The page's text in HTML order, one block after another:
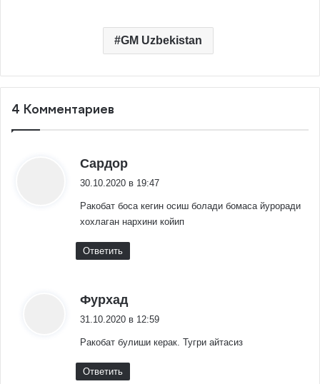
GM Uzbekistan
4 Комментариев
Сардор
30.10.2020 в 19:47
Ракобат боса кегин осиш болади бомаса йуроради
хохлаган нархини койип
Ответить
Фурхад
31.10.2020 в 12:59
Ракобат булиши керак. Тугри айтасиз
Ответить